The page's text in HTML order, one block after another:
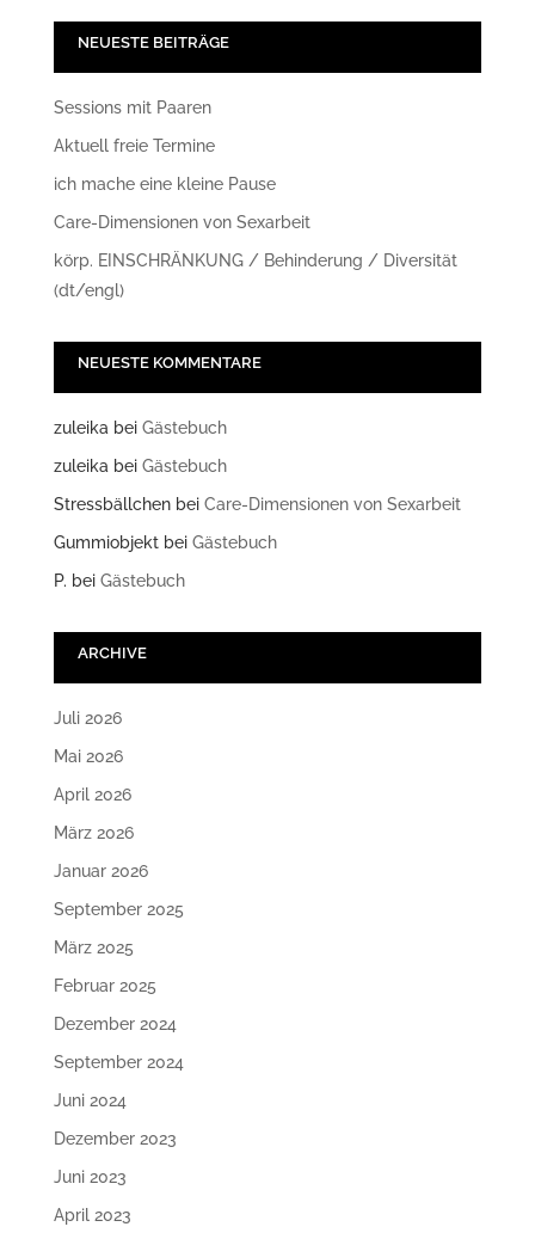
NEUESTE BEITRÄGE
Sessions mit Paaren
Aktuell freie Termine
ich mache eine kleine Pause
Care-Dimensionen von Sexarbeit
körp. EINSCHRÄNKUNG / Behinderung / Diversität
(dt/engl)
NEUESTE KOMMENTARE
zuleikabei Gästebuch
zuleikabei Gästebuch
Stressbällchenbei Care-Dimensionen von Sexarbeit
Gummiobjektbei Gästebuch
P. bei Gästebuch
ARCHIVE
Juli 2026
Mai 2026
April 2026
März 2026
Januar 2026
September 2025
März 2025
Februar 2025
Dezember 2024
September 2024
Juni 2024
Dezember 2023
Juni 2023
April 2023